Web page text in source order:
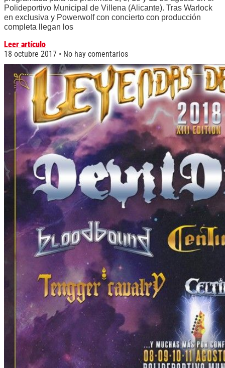
Polideportivo Municipal de Villena (Alicante). Tras Warlock
en exclusiva y Powerwolf con concierto con producción
completa llegan los
Leer artículo
18 octubre 2017
No hay comentarios